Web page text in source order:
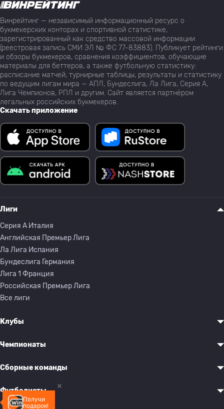
Получи
подарок!
Винрейтинг — независимый информационный ресурс о
букмекерских конторах и спортивной статистике,
зарегистрированный как средство массовой информации
(реестровая запись СМИ ЭЛ № ФС 77-83883). Публикует рейтинги
и обзоры букмекеров, сравнения коэффициентов, обучающие
материалы для беттеров, а также футбольную статистику:
расписание матчей, турнирные таблицы, результаты и статистику
по ведущим лигам мира — АПЛ, Бундеслига, Ла Лига, Серия А,
Лига Чемпионов, РПЛ и другим. Сайт является партнёром
легальных российских букмекеров.
Скачать приложение
Лиги
Серия A Италия
Английская Премьер Лига
Ла Лига Испания
Бундеслига Германия
Лига 1 Франция
Российская Премьер Лига
Все лиги
Клубы
Чемпионаты
Сборные команды
Футболисты